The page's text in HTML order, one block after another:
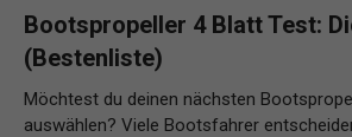
Bootspropeller 4 Blatt Test:
(Bestenliste)
Möchtest du deinen nächsten
auswählen? Viele Bootsfahrer